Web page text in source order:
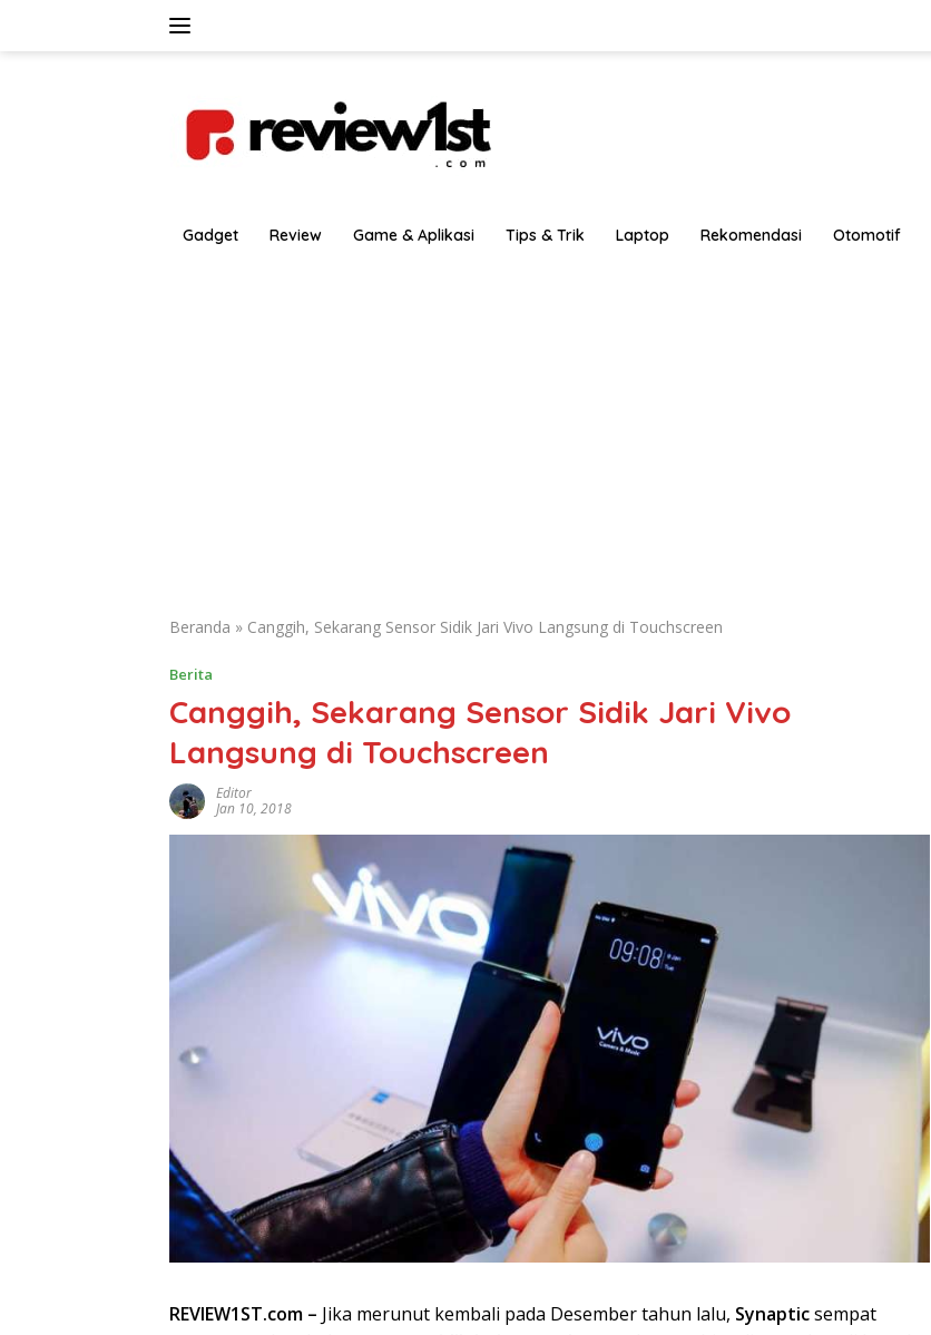
Gadget Review Game & Aplikasi Tips & Trik Laptop Rekomendasi Otomotif
Beranda » Canggih, Sekarang Sensor Sidik Jari Vivo Langsung di Touchscreen
Berita
Canggih, Sekarang Sensor Sidik Jari Vivo
Langsung di Touchscreen
Editor
Jan 10, 2018
REVIEW1ST.com – Jika merunut kembali pada Desember tahun lalu, Synapticsempat